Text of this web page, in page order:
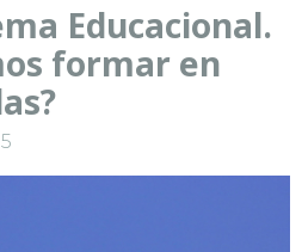
Educacional.
formar en